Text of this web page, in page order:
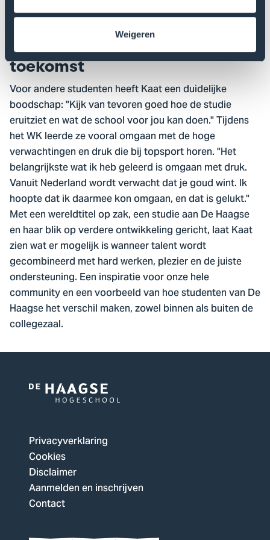
Weigeren
internationaal niveau elkaar niet hoeven uit te sluiten.
Een inspiratie voor de
toekomst
Voor andere studenten heeft Kaat een duidelijke
boodschap: "Kijk van tevoren goed hoe de studie
eruitziet en wat de school voor jou kan doen." Tijdens
het WK leerde ze vooral omgaan met de hoge
verwachtingen en druk die bij topsport horen. "Het
belangrijkste wat ik heb geleerd is omgaan met druk.
Vanuit Nederland wordt verwacht dat je goud wint. Ik
hoopte dat ik daarmee kon omgaan, en dat is gelukt."
Met een wereldtitel op zak, een studie aan De Haagse
en haar blik op verdere ontwikkeling gericht, laat Kaat
zien wat er mogelijk is wanneer talent wordt
gecombineerd met hard werken, plezier en de juiste
ondersteuning. Een inspiratie voor onze hele
community en een voorbeeld van hoe studenten van De
Haagse het verschil maken, zowel binnen als buiten de
collegezaal.
Logo
De
Haagse
Hogeschool,
ga
naar
de
Privacyverklaring
Cookies
Disclaimer
Aanmelden en inschrijven
Contact